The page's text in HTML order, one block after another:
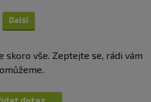
Další
skoro vše. Zeptejte se, rádi vám